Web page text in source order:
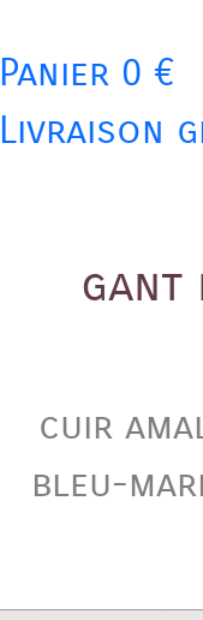
Panier 0 €
Livraison
gant
cuir
bleu-